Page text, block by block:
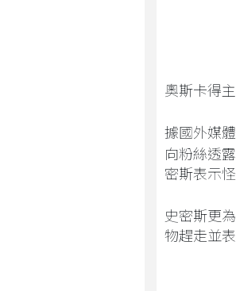
奧斯卡得
據國外媒體
向粉絲透
密斯表示
史密斯更
物趕走並